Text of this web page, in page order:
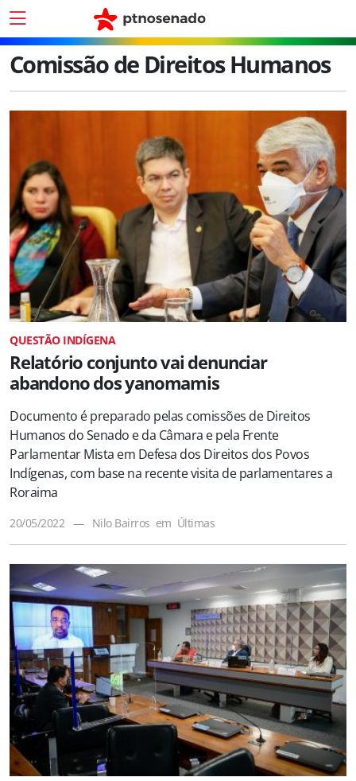
Comissão de Direitos Humanos
QUESTÃO INDÍGENA
Relatório conjunto vai denunciar
abandono dos yanomamis
Documento é preparado pelas comissões de Direitos
Humanos do Senado e da Câmara e pela Frente
Parlamentar Mista em Defesa dos Direitos dos Povos
Indígenas, com base na recente visita de parlamentares a
Roraima
20/05/2022 — Nilo Bairros em Últimas